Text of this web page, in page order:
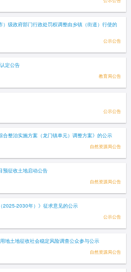
级政府部门行政处罚权调整由乡镇（街道）行使的
公示公告
定公告
教育局公告
公示公告
合整治实施方案（龙门镇单元）调整方案》的公示
自然资源局公告
预征收土地启动公告
自然资源局公告
2025-2030年）》征求意见的公示
公示公告
地土地征收社会稳定风险调查公众参与公示
自然资源局公告